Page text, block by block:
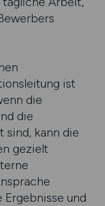
ist
die
die
sind, kann die
gezielt
und